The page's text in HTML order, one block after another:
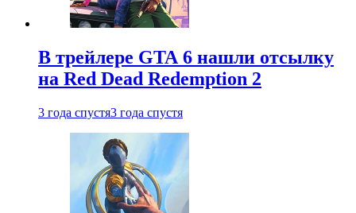
В трейлере GTA 6 нашли отсылку
на Red Dead Redemption 2
3 года спустя3 года спустя